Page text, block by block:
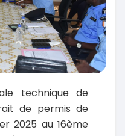
technique de
de permis de
2025 au 16ème